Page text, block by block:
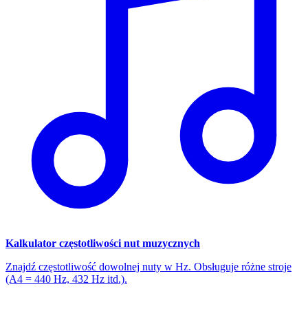
Kalkulator częstotliwości nut muzycznych
Znajdź częstotliwość dowolnej nuty w Hz. Obsługuje różne stroje
(A4 = 440 Hz, 432 Hz itd.).